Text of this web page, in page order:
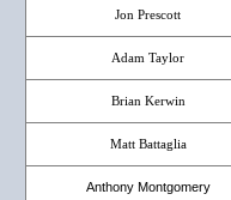
Jon Prescott
Adam Taylor
Brian Kerwin
Matt Battaglia
Anthony Montgomery